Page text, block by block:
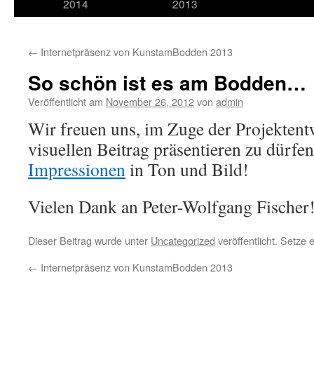
2014
2013
← Internetpräsenz von KunstamBodden 2013
So schön ist es am Bodden…
Veröffentlicht am November 26, 2012von admin
Wir freuen uns, im Zuge der
visuellen Beitrag präsentieren zu
Impressionenin Ton und Bild!
Vielen Dank an Peter-Wolfgang
Dieser Beitrag wurde unter Uncategorized veröffentlicht. Setze
← Internetpräsenz von KunstamBodden 2013